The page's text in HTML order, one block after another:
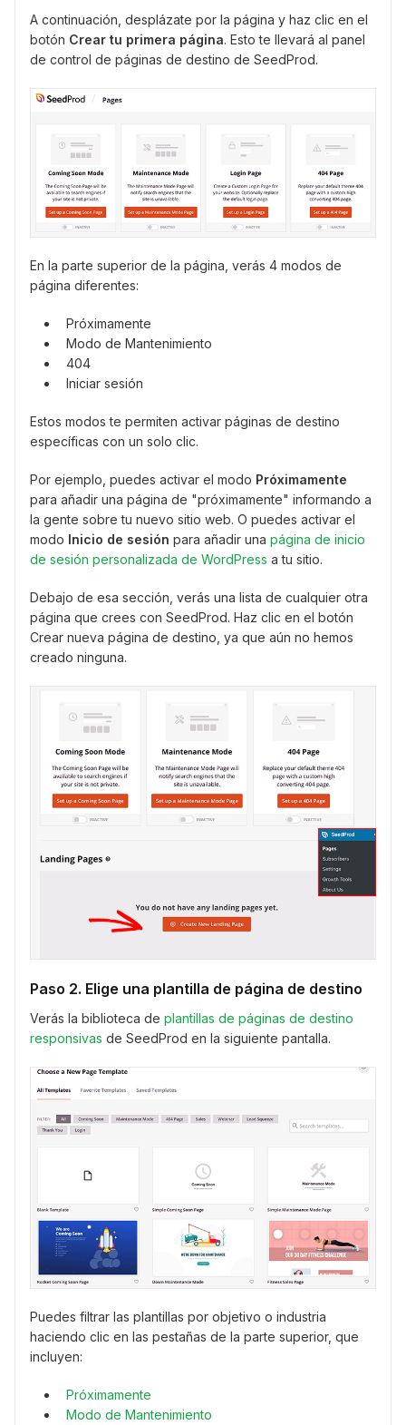
A continuación, desplázate por la página y haz clic en el
botón Crear tu primera página. Esto te llevará al panel
de control de páginas de destino de SeedProd.
En la parte superior de la página, verás 4 modos de
página diferentes:
Próximamente
Modo de Mantenimiento
404
Iniciar sesión
Estos modos te permiten activar páginas de destino
específicas con un solo clic.
Por ejemplo, puedes activar el modo Próximamente
para añadir una página de "próximamente" informando a
la gente sobre tu nuevo sitio web. O puedes activar el
modo Inicio de sesión para añadir una página de inicio
de sesión personalizada de WordPress a tu sitio.
Debajo de esa sección, verás una lista de cualquier otra
página que crees con SeedProd. Haz clic en el botón
Crear nueva página de destino, ya que aún no hemos
creado ninguna.
Paso 2. Elige una plantilla de página de destino
Verás la biblioteca de plantillas de páginas de destino
responsivas de SeedProd en la siguiente pantalla.
Puedes filtrar las plantillas por objetivo o industria
haciendo clic en las pestañas de la parte superior, que
incluyen:
Próximamente
Modo de Mantenimiento